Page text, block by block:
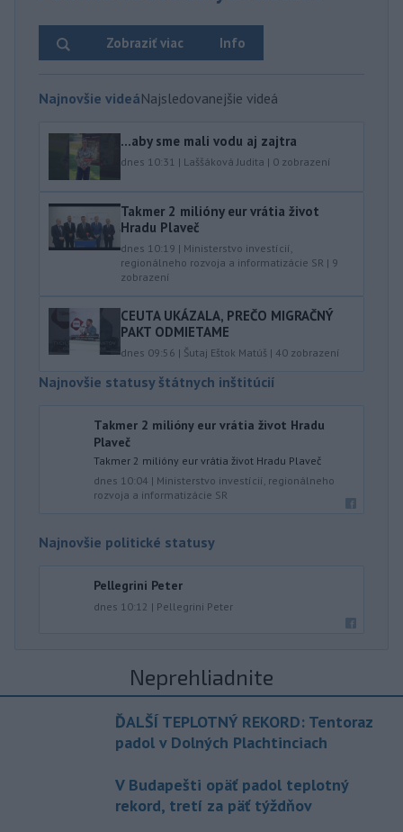
Info
Zobraziť viac
Najnovšie videáNajsledovanejšie videá
...aby sme mali vodu aj zajtra
dnes 10:31 | Laššáková Judita | 0 zobrazení
Takmer 2 milióny eur vrátia život
Hradu Plaveč
dnes 10:19 | Ministerstvo investícií,
regionálneho rozvoja a informatizácie SR | 9
zobrazení
CEUTA UKÁZALA, PREČO MIGRAČNÝ
PAKT ODMIETAME
dnes 09:56 | Šutaj Eštok Matúš | 40 zobrazení
Najnovšie statusy štátnych inštitúcií
Takmer 2 milióny eur vrátia život Hradu
Plaveč
Takmer 2 milióny eur vrátia život Hradu Plaveč
dnes 10:04 | Ministerstvo investícií, regionálneho
rozvoja a informatizácie SR
Najnovšie politické statusy
Pellegrini Peter
dnes 10:12 | Pellegrini Peter
Neprehliadnite
ĎALŠÍ TEPLOTNÝ REKORD: Tentoraz
padol v Dolných Plachtinciach
V Budapešti opäť padol teplotný
rekord, tretí za päť týždňov